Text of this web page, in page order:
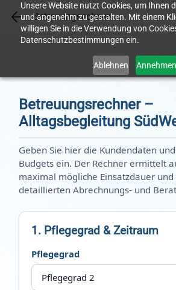
Unsere Website nutzt Cookies, um Ihnen
und angenehm zu gestalten. Mit einem
willigen Sie in die Verwendung von
Datenschutzbestimmungen ein.
Ablehnen Annehmen
main
Betreuungsechner
Betreuungsrechner –
Alltagsbegleitung
Geben Sie hier die Kundendaten
Budgets ein. Der Rechner ermittelt
maximal mögliche Einsatzdauer
detaillierten Abrechnungs- und
1. Pflegegrad & Zeitraum
Pflegegrad